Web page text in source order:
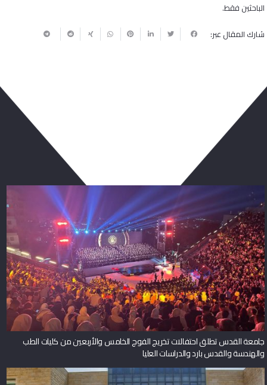
الباحثين فقط.
شارك المقال عبر:
جامعة القدس تطلق احتفالات تخريج الفوج الخامس والأربعين من كليات الطب
والهندسة والقدس بارد والدراسات العليا